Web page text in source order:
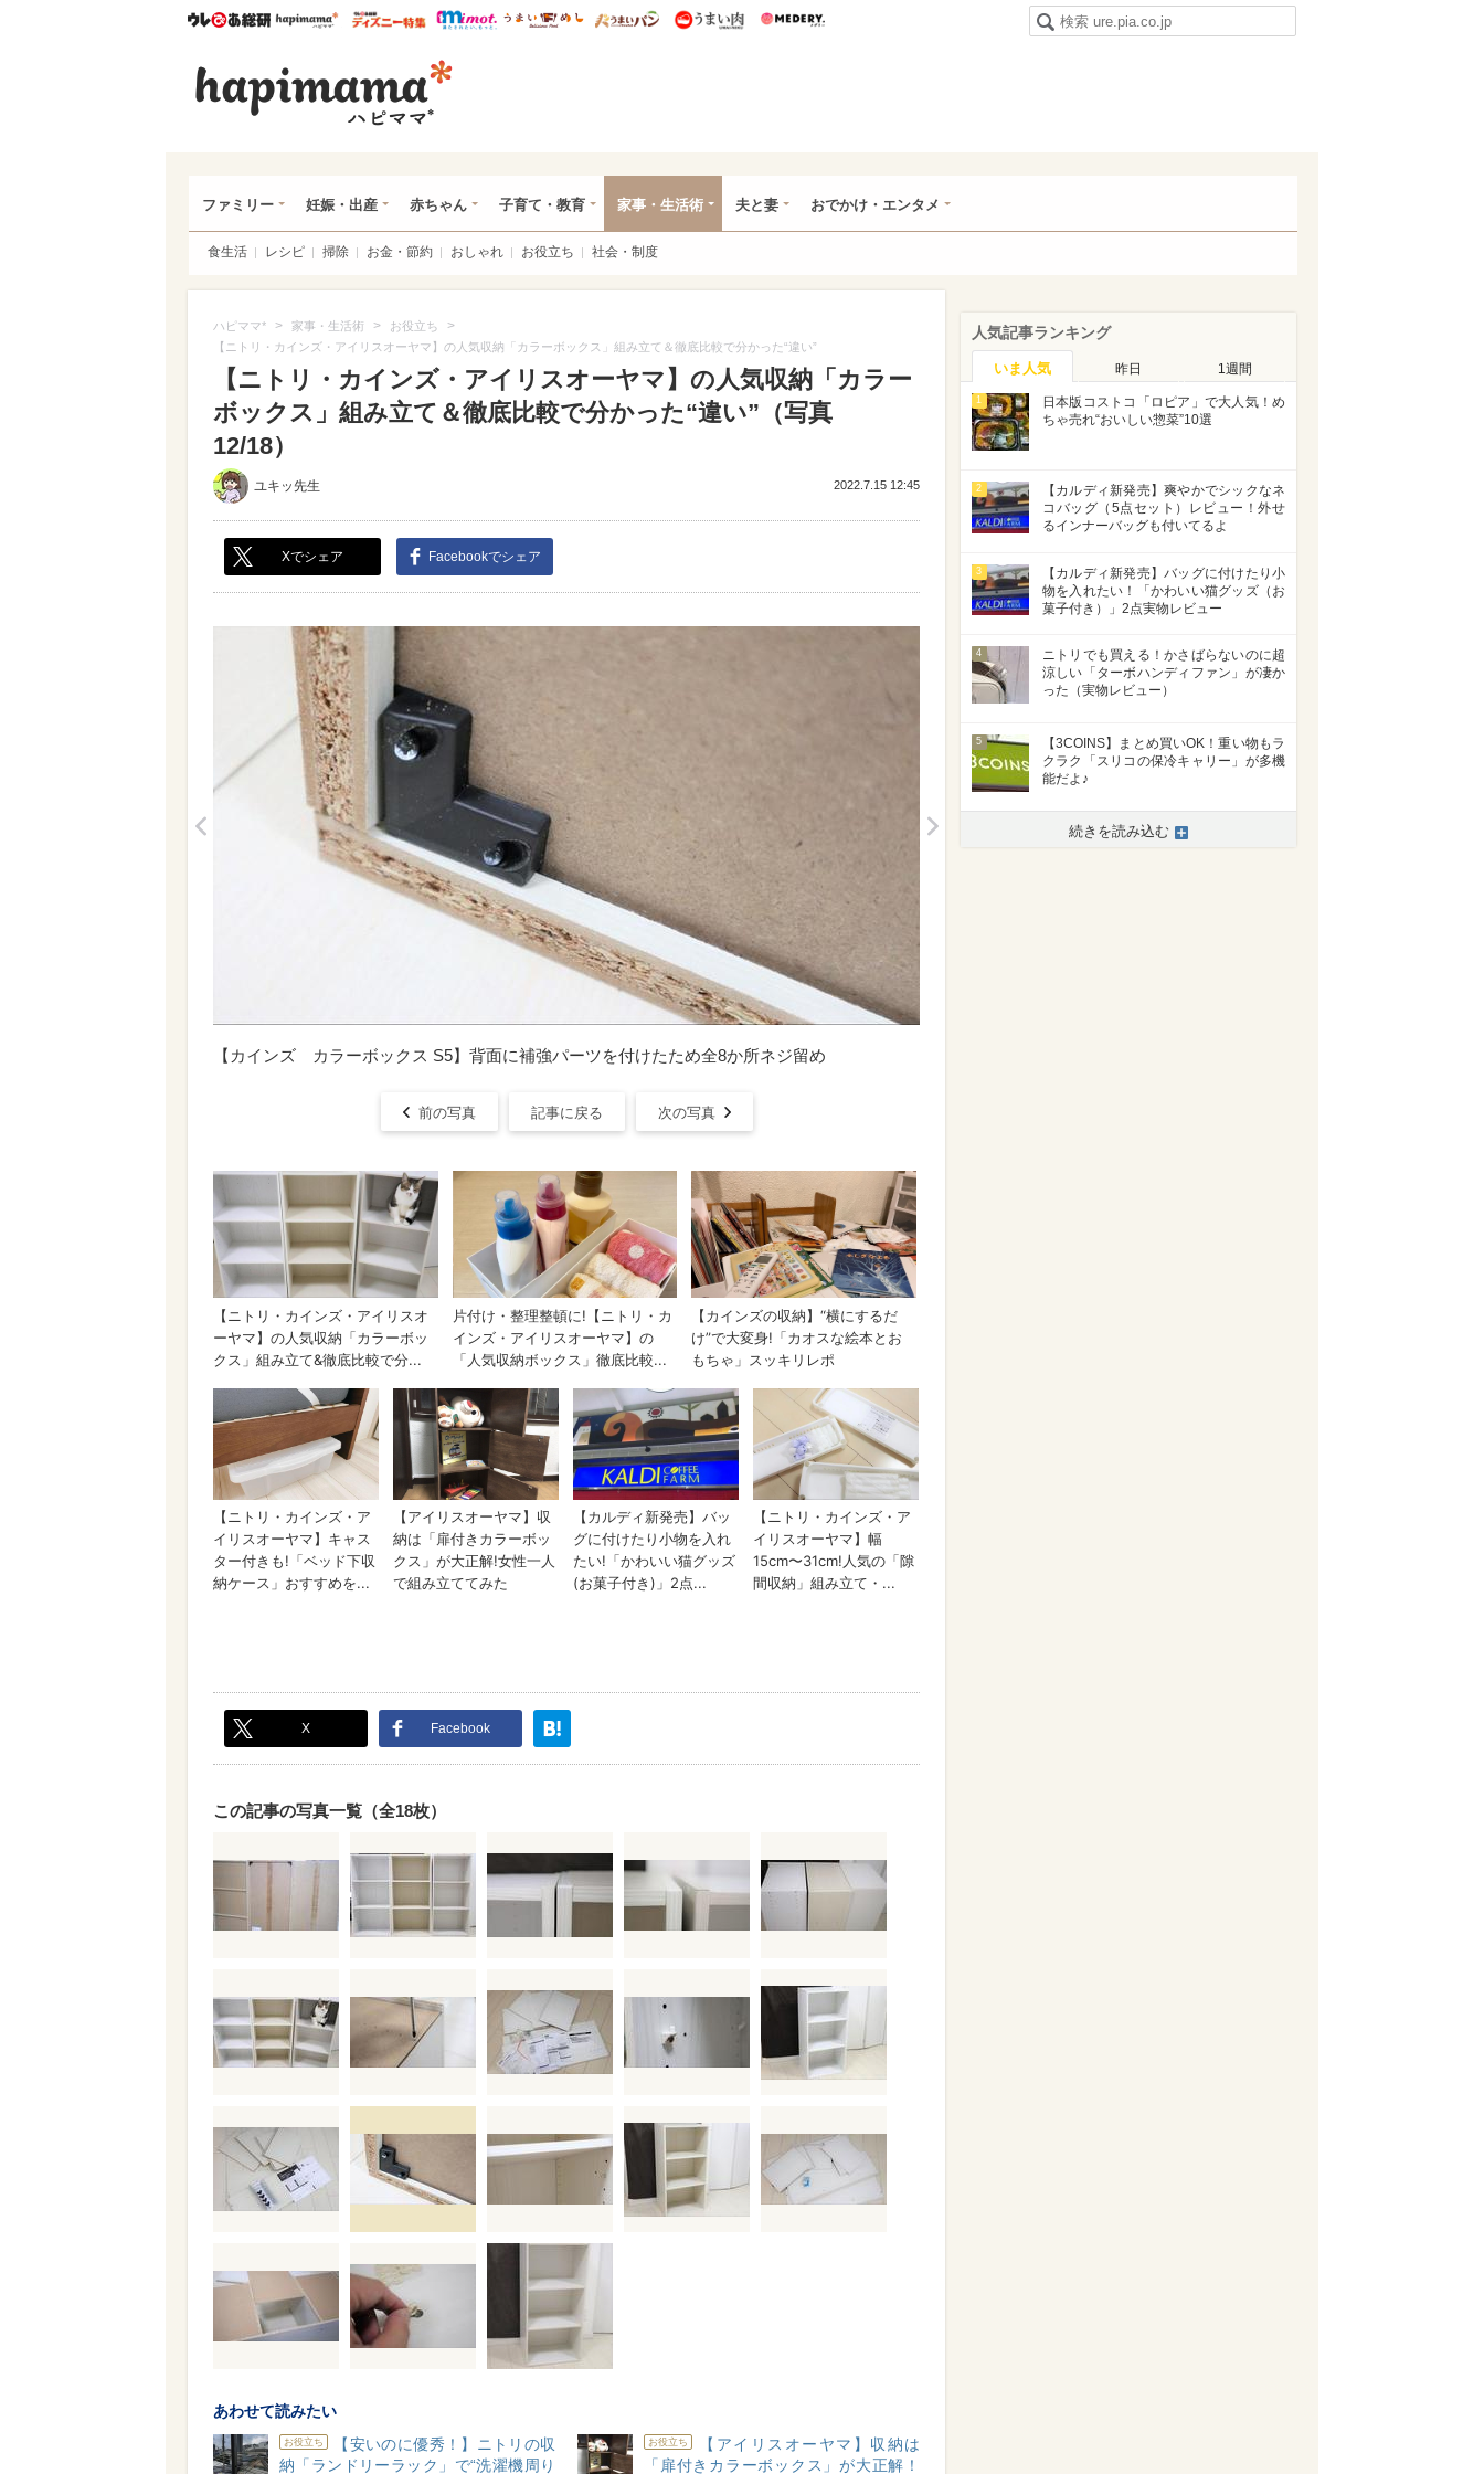
ウレぴあ総研ハピママ* ウレぴあ総研 ディズニー特集
mimot. うまいめし うまいパン うまい肉
ファミリー 妊娠・出産 赤ちゃん 子育て・教育 家事・生活術 夫と妻 おでかけ・エンタメ
食生活 レシピ 掃除 お金・節約 おしゃれ お役立ち 社会・制度
ハピママ* > 家事・生活術 > お役立ち >
【ニトリ・カインズ・アイリスオーヤマ】の人気収納「カラーボックス」組み立て＆徹底比較で分かった“違い”
【ニトリ・カインズ・アイリスオーヤマ】の人気収納「カラー
ボックス」組み立て＆徹底比較で分かった“違い”（写真
12/18）
ユキッ先生 2022.7.15 12:45
Xでシェア Facebookでシェア
【カインズ カラーボックス S5】背面に補強パーツを付けたため全8か所ネジ留め
前の写真 記事に戻る 次の写真
X Facebook
この記事の写真一覧（全18枚）
あわせて読みたい
お役立ち
【安いのに優秀！】ニトリの収
納「ランドリーラック」で“洗濯機周り
お役立ち
【アイリスオーヤマ】収納は
「扉付きカラーボックス」が大正解！
人気記事ランキング
いま人気 昨日 1週間
1
日本版コストコ「ロピア」で大人気！め
ちゃ売れ“おいしい惣菜”10選
2
【カルディ新発売】爽やかでシックなネ
コバッグ（5点セット）レビュー！外せ
るインナーバッグも付いてるよ
3
【カルディ新発売】バッグに付けたり小
物を入れたい！「かわいい猫グッズ（お
菓子付き）」2点実物レビュー
4
ニトリでも買える！かさばらないのに超
涼しい「ターボハンディファン」が凄か
った（実物レビュー）
5
【3COINS】まとめ買いOK！重い物もラ
クラク「スリコの保冷キャリー」が多機
能だよ♪
続きを読み込む